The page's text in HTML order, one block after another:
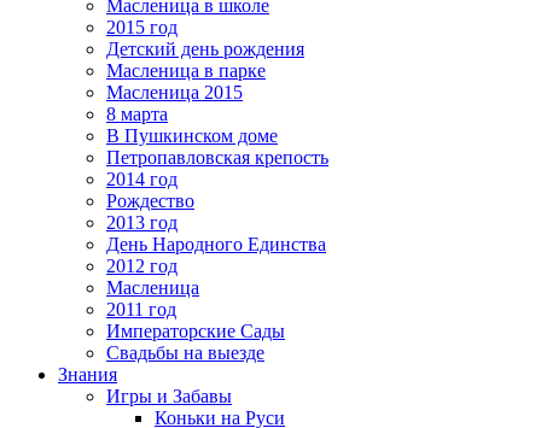
Масленица в школе
2015 год
Детский день рождения
Масленица в парке
Масленица 2015
8 марта
В Пушкинском доме
Петропавловская крепость
2014 год
Рождество
2013 год
День Народного Единства
2012 год
Масленица
2011 год
Императорские Сады
Свадьбы на выезде
Знания
Игры и Забавы
Коньки на Руси